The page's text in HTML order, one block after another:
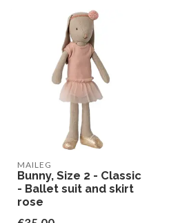
MAILEG
Bunny, Size 2 - Classic
- Ballet suit and skirt
rose